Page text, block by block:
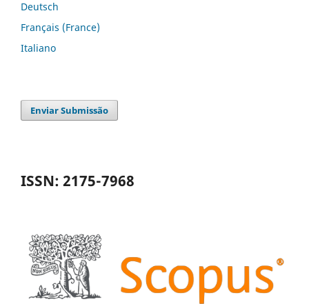
Deutsch
Français (France)
Italiano
Enviar Submissão
ISSN: 2175-7968